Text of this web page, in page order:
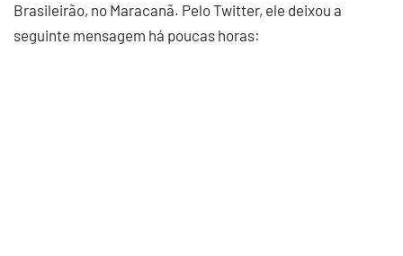
Brasileirão, no Maracanã. Pelo Twitter, ele deixou a
seguinte mensagem há poucas horas: